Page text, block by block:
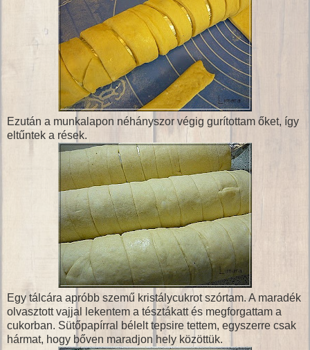
Ezután a munkalapon néhányszor végig gurítottam őket, így
eltűntek a rések.
Egy tálcára apróbb szemű kristálycukrot szórtam. A maradék
olvasztott vajjal lekentem a tésztákatt és megforgattam a
cukorban. Sütőpapírral bélelt tepsire tettem, egyszerre csak
hármat, hogy bőven maradjon hely közöttük.